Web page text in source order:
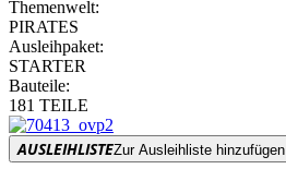
Themenwelt:
PIRATES
Ausleihpaket:
STARTER
Bauteile:
181 TEILE
AUSLEIHLISTEZur Ausleihliste hinzufügen